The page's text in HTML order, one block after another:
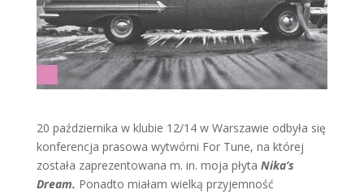
20 października w klubie 12/14 w Warszawie odbyła się
konferencja prasowa wytwórni For Tune, na której
została zaprezentowana m. in. moja płyta Nika’s
Dream. Ponadto miałam wielką przyjemność